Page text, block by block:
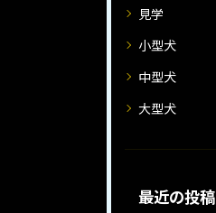
見学
小型犬
中型犬
大型犬
最近の投稿